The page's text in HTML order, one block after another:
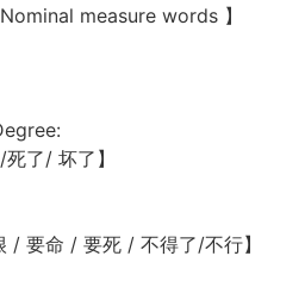
measure words 】
了/ 坏了】
/ 要命 / 要死 / 不得了/不行】